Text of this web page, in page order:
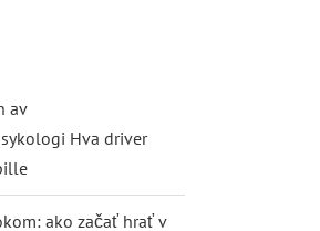
av
Hva driver
ako začať hrať v